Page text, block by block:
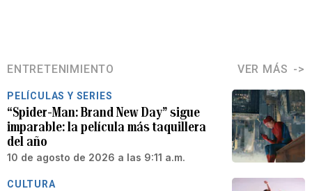
ENTRETENIMIENTO VER MÁS
PELÍCULAS Y SERIES
“Spider-Man: Brand New Day” sigue
imparable: la película más taquillera
del año
10 de agosto de 2026 a las 9:11 a.m.
CULTURA